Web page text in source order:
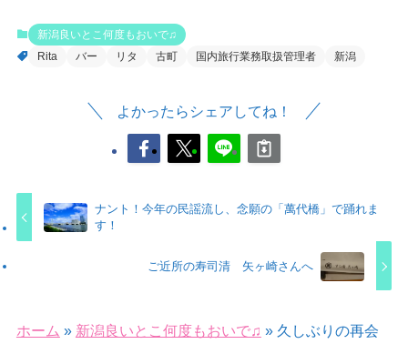
新潟良いとこ何度もおいで♫
Rita
バー リタ 古町 国内旅行業務取扱管理者 新潟
よかったらシェアしてね！
ナント！今年の民謡流し、念願の「萬代橋」で踊れま
す！
ご近所の寿司清 矢ヶ崎さんへ
ホーム » 新潟良いとこ何度もおいで♫ »久しぶりの再会